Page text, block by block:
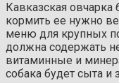
Кавказская овчарка
кормить ее нужно
меню для крупных
должна содержать
витаминные и
собака будет сыта и